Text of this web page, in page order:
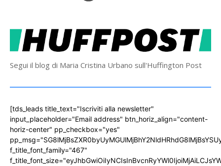
Segui il blog di Maria Cristina Urbano sull'Huffington Post
[tds_leads title_text="Iscriviti alla newsletter"
input_placeholder="Email address" btn_horiz_align="content-
horiz-center" pp_checkbox="yes"
f_title_font_family="467"